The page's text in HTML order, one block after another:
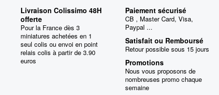
Livraison Colissimo 48H
offerte
Pour la France dès 3
miniatures achetées en 1
seul colis ou envoi en point
relais colis à partir de 3.90
euros
Paiement sécurisé
CB , Master Card, Visa,
Paypal ...
Satisfait ou Remboursé
Retour possible sous 15 jours
Promotions
Nous vous proposons de
nombreuses promo chaque
semaine